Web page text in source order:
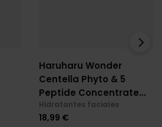
Haruharu Wonder
Centella Phyto & 5
Peptide Concentrate
Cream 30 Ml
Hidratantes faciales
Precio
18,99 €
›